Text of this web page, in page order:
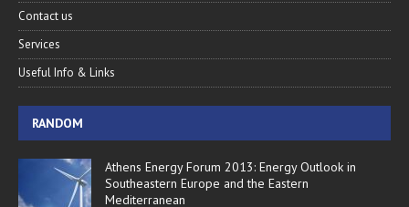
Contact us
Services
Useful Info & Links
RANDOM
Athens Energy Forum 2013: Energy Outlook in
Southeastern Europe and the Eastern
Mediterranean